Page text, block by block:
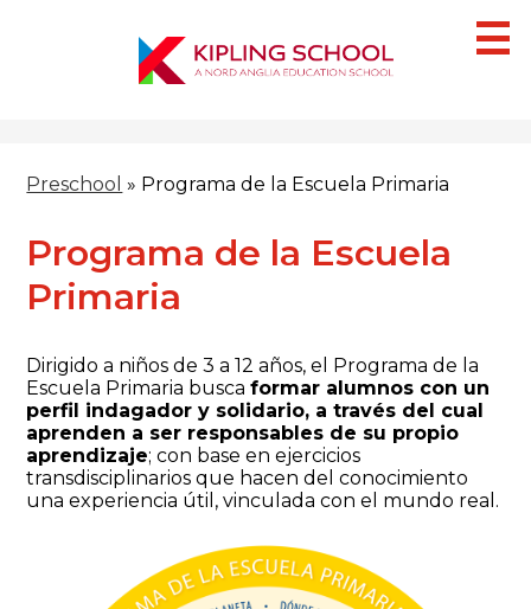
Skip
to
Campus
Secciones
IB
HACER UNA CITA
Preschool » Programa de la Escuela Primaria
Programa de la Escuela
Primaria
Dirigido a niños de 3 a 12 años, el Programa de la
Escuela Primaria buscaformar alumnos con un
perfil indagador y solidario, a través del cual
aprenden a ser responsables de su propio
aprendizaje; con base en ejercicios
transdisciplinarios que hacen del conocimiento
una experiencia útil, vinculada con el mundo real.